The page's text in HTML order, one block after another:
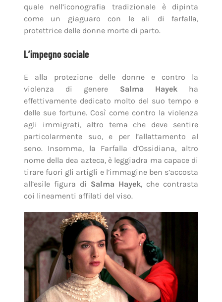
quale nell’iconografia tradizionale è dipinta
come un giaguaro con le ali di farfalla,
protettrice delle donne morte di parto.
L’impegno sociale
E alla protezione delle donne e contro la
violenza di genere Salma Hayekha
effettivamente dedicato molto del suo tempo e
delle sue fortune. Così come contro la violenza
agli immigrati, altro tema che deve sentire
particolarmente suo, e per l’allattamento al
seno. Insomma, la Farfalla d’Ossidiana, altro
nome della dea azteca, è leggiadra ma capace di
tirare fuori gli artigli e l’immagine ben s’accosta
all’esile figura di Salma Hayek, che contrasta
coi lineamenti affilati del viso.